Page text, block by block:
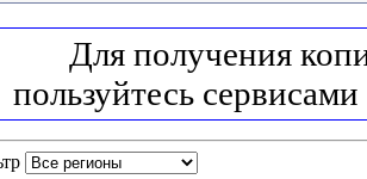
Для получения
пользуйтесь сервисами